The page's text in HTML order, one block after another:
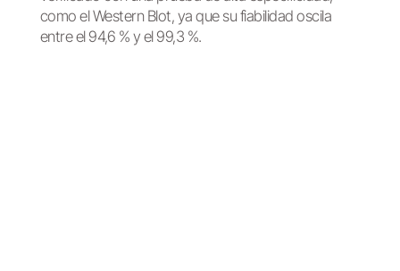
como el Western Blot, ya que su fiabilidad oscila
entre el 94,6 % y el 99,3 %.